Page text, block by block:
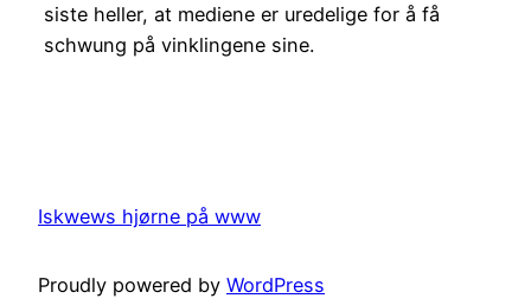
siste heller, at mediene er uredelige for å få
schwung på vinklingene sine.
Iskwews hjørne på www
Proudly powered by WordPress